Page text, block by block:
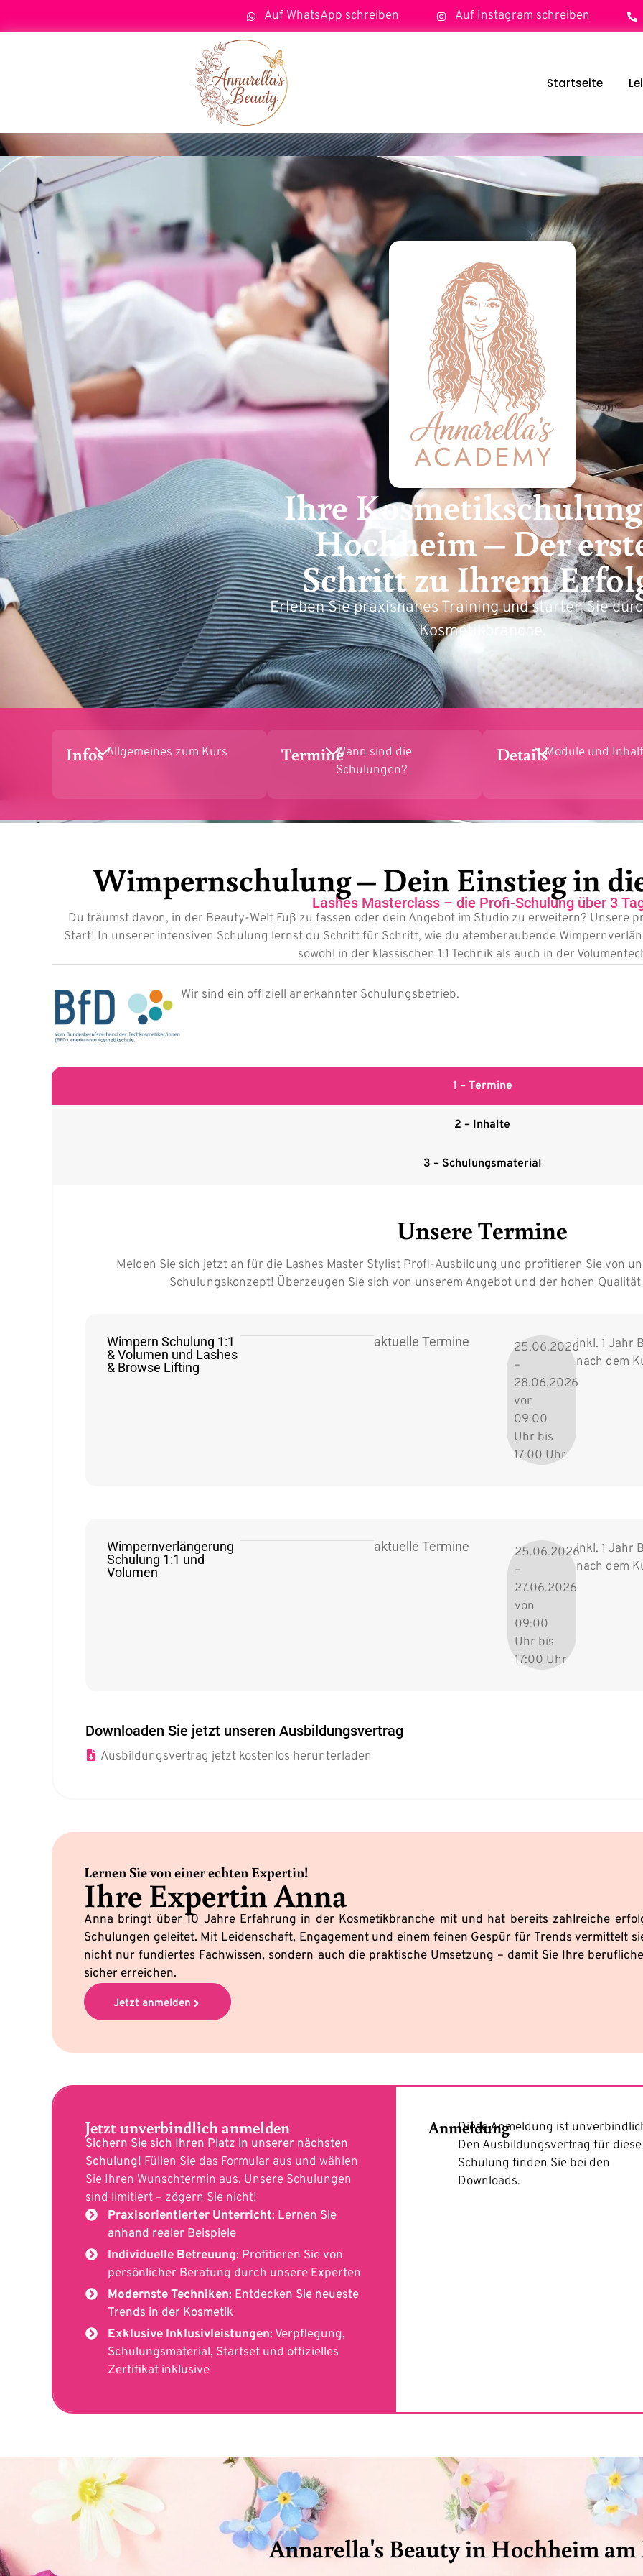
Auf WhatsApp schreiben Auf Instagram schreiben
Startseite
Ihre
Hochheim – Der
Schritt zu Ihrem
Erleben Sie praxisnahes Training und starten Sie
Kosmetikbranche.
InfosAllgemeines zum Kurs TermineWann sind die
Schulungen?
DetailsModule und
Wimpernschulung – Dein Einstieg in
Lashes Masterclass – die Profi-Schulung über 3
Du träumst davon, in der Beauty-Welt Fuß zu fassen oder dein Angebot im Studio zu erweitern? Unsere
Start! In unserer intensiven Schulung lernst du Schritt für Schritt, wie du atemberaubende
sowohl in der klassischen 1:1 Technik als auch in der
Wir sind ein offiziell anerkannter Schulungsbetrieb.
1 – Termine
2 – Inhalte
3 – Schulungsmaterial
Unsere Termine
Melden Sie sich jetzt an für die Lashes Master Stylist Profi-Ausbildung und profitieren Sie von
Schulungskonzept! Überzeugen Sie sich von unserem Angebot und der hohen
Wimpern Schulung 1:1
& Volumen und Lashes
& Browse Lifting
aktuelle Termine
25.06.2026
–
28.06.2026
von
09:00
Uhr bis
17:00 Uhr
inkl. 1 Jahr
nach dem
Wimpernverlängerung
Schulung 1:1 und
Volumen
aktuelle Termine
25.06.2026
–
27.06.2026
von
09:00
Uhr bis
17:00 Uhr
inkl. 1 Jahr
nach dem
Downloaden Sie jetzt unseren Ausbildungsvertrag
Ausbildungsvertrag jetzt kostenlos herunterladen
Lernen Sie von einer echten Expertin!
Ihre Expertin Anna
Anna bringt über 10 Jahre Erfahrung in der Kosmetikbranche mit und hat bereits zahlreiche
Schulungen geleitet. Mit Leidenschaft, Engagement und einem feinen Gespür für Trends vermittelt
nicht nur fundiertes Fachwissen, sondern auch die praktische Umsetzung – damit Sie Ihre
sicher erreichen.
Jetzt anmelden
Jetzt unverbindlich anmelden
Sichern Sie sich Ihren Platz in unserer nächsten
Schulung! Füllen Sie das Formular aus und wählen
Sie Ihren Wunschtermin aus. Unsere Schulungen
sind limitiert – zögern Sie nicht!
Praxisorientierter Unterricht: Lernen Sie
anhand realer Beispiele
Individuelle Betreuung: Profitieren Sie von
persönlicher Beratung durch unsere Experten
Modernste Techniken: Entdecken Sie neueste
Trends in der Kosmetik
Exklusive Inklusivleistungen: Verpflegung,
Schulungsmaterial, Startset und offizielles
Zertifikat inklusive
Anmeldung
Diese Anmeldung ist
Den Ausbildungsvertrag für diese
Schulung finden Sie bei den
Downloads.
Annarella's Beauty in Hochheim